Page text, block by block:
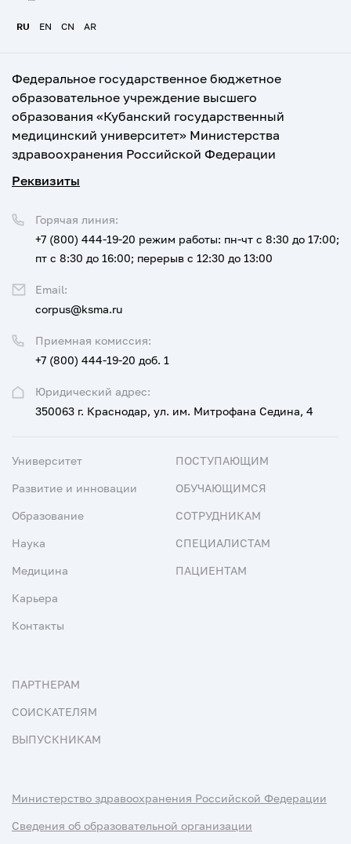
RU EN CN AR
Федеральное государственное бюджетное
образовательное учреждение высшего
образования «Кубанский государственный
медицинский университет» Министерства
здравоохранения Российской Федерации
Реквизиты
Юридический адрес:
350063 г. Краснодар, ул. им. Митрофана Седина, 4
Приемная комиссия:
+7 (800) 444-19-20 доб. 1
Горячая линия:
+7 (800) 444-19-20 режим работы: пн-чт с 8:30 до 17:00;
пт с 8:30 до 16:00; перерыв с 12:30 до 13:00
Email:
corpus@ksma.ru
Университет
Развитие и инновации
Образование
Наука
Медицина
Карьера
Контакты
ПОСТУПАЮЩИМ
ОБУЧАЮЩИМСЯ
СОТРУДНИКАМ
СПЕЦИАЛИСТАМ
ПАЦИЕНТАМ
ПАРТНЕРАМ
СОИСКАТЕЛЯМ
ВЫПУСКНИКАМ
Министерство здравоохранения Российской Федерации
Сведения об образовательной организации